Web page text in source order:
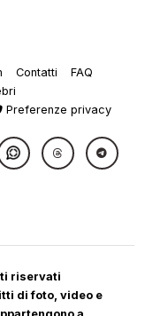
Contatti
FAQ
Preferenze privacy
riservati
di foto, video e